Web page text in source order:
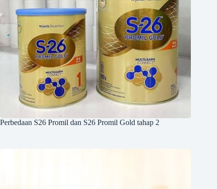
Perbedaan S26 Promil dan S26 Promil Gold tahap 2